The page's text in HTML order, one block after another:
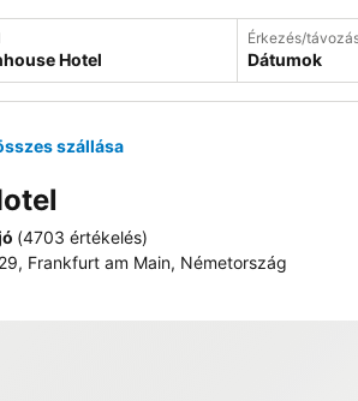
Érkezés/
Dátumok
szállása
(4703 értékelés)
Frankfurt am Main, Németország